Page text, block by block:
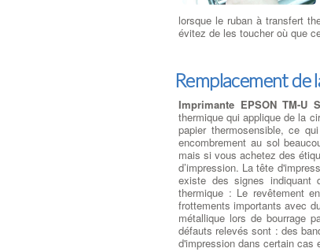
lorsque le ruban à transfert
évitez de les toucher où que
Remplacement de
Imprimante EPSON TM-U
thermique qui applique de la
papier thermosensible, ce
encombrement au sol
mais si vous achetez des
d’impression. La tête
existe des signes indiquant
thermique : Le revêtement
frottements importants avec
métallique lors de bourrage
défauts relevés sont : des
d'impression dans certain cas